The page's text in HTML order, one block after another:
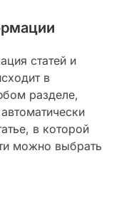
статей и
в
разделе,
в которой
можно выбрать